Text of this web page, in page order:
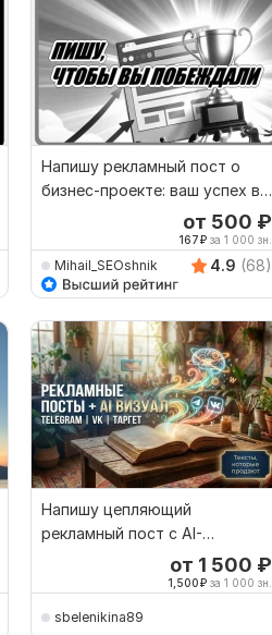
Напишу рекламный пост о
бизнес-проекте: ваш успех в
от 500 ₽
167₽ за 1 000 зн.
Mihail_SEOshnik 4.9 (68)
Напишу цепляющий
рекламный пост с AI-
визуалом для Telegram, VK
от 1 500 ₽
1,500₽ за 1 000 зн.
sbelenikina89